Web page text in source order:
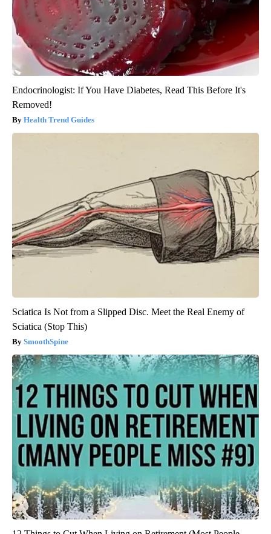
Endocrinologist: If You Have Diabetes, Read This Before It's
Removed!
Health Trend Guides
Sciatica Is Not from a Slipped Disc. Meet the Real Enemy of
Sciatica (Stop This)
SmoothSpine